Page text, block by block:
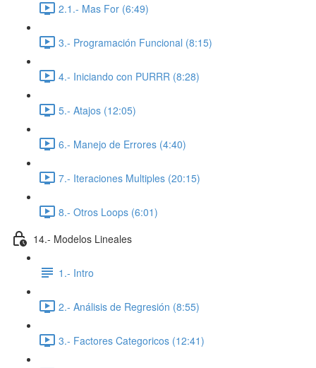
2.1.- Mas For (6:49)
3.- Programación Funcional (8:15)
4.- Iniciando con PURRR (8:28)
5.- Atajos (12:05)
6.- Manejo de Errores (4:40)
7.- Iteraciones Multiples (20:15)
8.- Otros Loops (6:01)
14.- Modelos Lineales
1.- Intro
2.- Análisis de Regresión (8:55)
3.- Factores Categoricos (12:41)